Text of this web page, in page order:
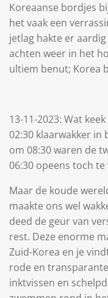
Koreaanse bordjes
het vaak een
jetlag hakte er
achten weer in het
ultiem benut; Korea
13-11-2023: Wat
02:30 klaarwakker
om 08:30 waren de
06:30 opeens toch te
Maar de koude
maakte ons wel
deed de geur van
rest. Deze enorme
Zuid-Korea en je
rode en
inktvissen en